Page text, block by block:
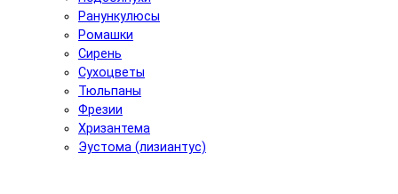
Ранункулюсы
Ромашки
Сирень
Сухоцветы
Тюльпаны
Фрезии
Хризантема
Эустома (лизиантус)